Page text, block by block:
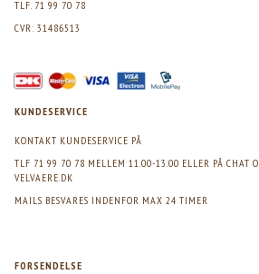
TLF. 71 99 70 78
CVR: 31486513
KUNDESERVICE
KONTAKT KUNDESERVICE PÅ
TLF 71 99 70 78 MELLEM 11.00-13.00 ELLER PÅ CHAT
VELVAERE.DK
MAILS BESVARES INDENFOR MAX 24 TIMER
FORSENDELSE